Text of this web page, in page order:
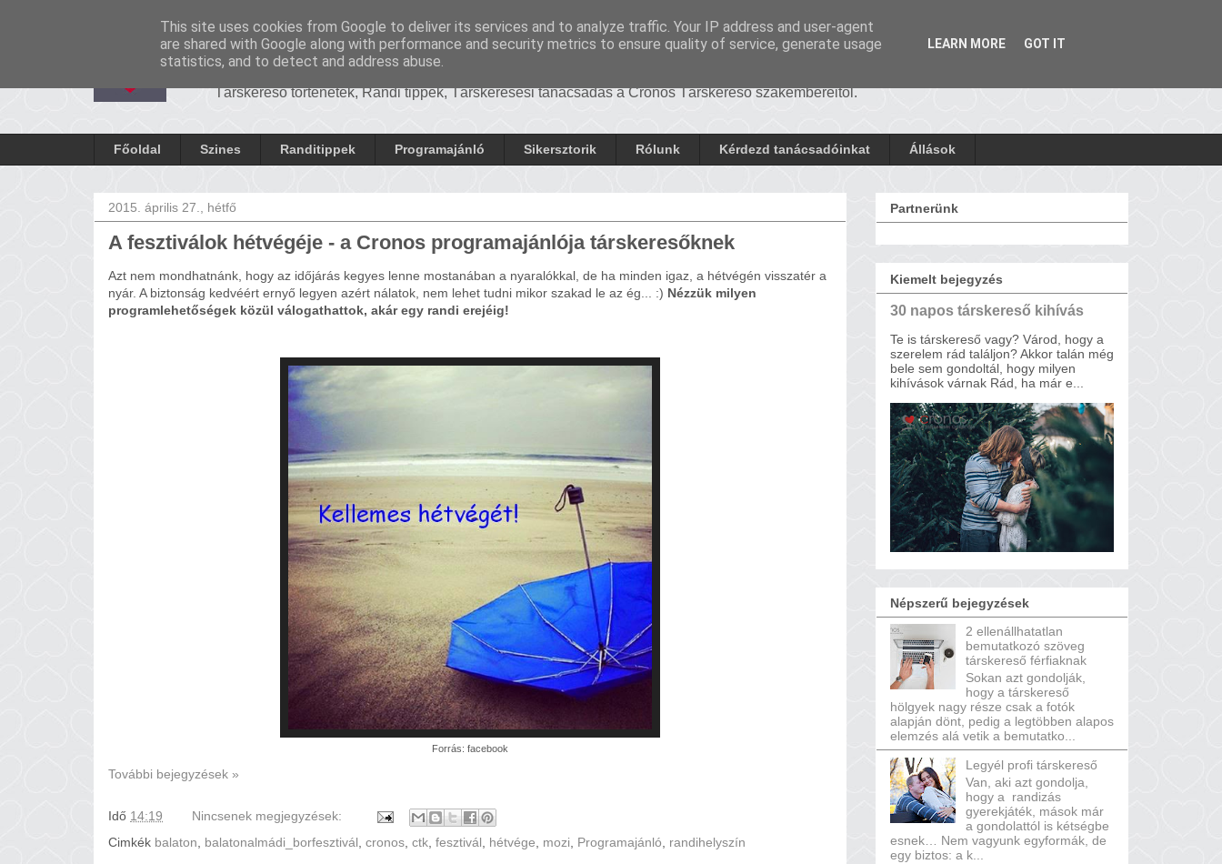
Cronosrandi
CronosRandi Blog
Társkereső történetek, Randi tippek, Társkeresési tanácsadás a Cronos Társkereső szakembereitől.
Főoldal Szines Randitippek Programajánló Sikersztorik Rólunk Kérdezd tanácsadóinkat Állások
2015. április 27., hétfő
A fesztiválok hétvégéje - a Cronos programajánlója társkeresőknek
Azt nem mondhatnánk, hogy az időjárás kegyes lenne mostanában a nyaralókkal, de ha minden igaz, a hétvégén visszatér a
nyár. A biztonság kedvéért ernyő legyen azért nálatok, nem lehet tudni mikor szakad le az ég... :) Nézzük milyen
programlehetőségek közül válogathattok, akár egy randi erejéig!
Forrás: facebook
További bejegyzések »
Idő 14:19
Nincsenek megjegyzések:
Cimkék balaton balatonalmádi_borfesztivál cronos ctk fesztivál hétvége mozi Programajánló randihelyszín
Partnerünk
Kiemelt bejegyzés
30 napos társkereső kihívás
Te is társkereső vagy? Várod, hogy a
szerelem rád találjon? Akkor talán még
bele sem gondoltál, hogy milyen
kihívások várnak Rád, ha már e...
Népszerű bejegyzések
2 ellenállhatatlan
bemutatkozó szöveg
társkereső férfiaknak
Sokan azt gondolják,
hogy a társkereső
hölgyek nagy része csak a fotók
alapján dönt, pedig a legtöbben alapos
elemzés alá vetik a bemutatko...
Legyél profi társkereső
Van, aki azt gondolja,
hogy a randizás
gyerekjáték, mások már
a gondolattól is kétségbe
esnek… Nem vagyunk egyformák, de
egy biztos: a k...
This site uses cookies from Google to deliver its services and to analyze traffic. Your IP address and user-agent
are shared with Google along with performance and security metrics to ensure quality of service, generate usage
statistics, and to detect and address abuse.
LEARN MORE GOT IT